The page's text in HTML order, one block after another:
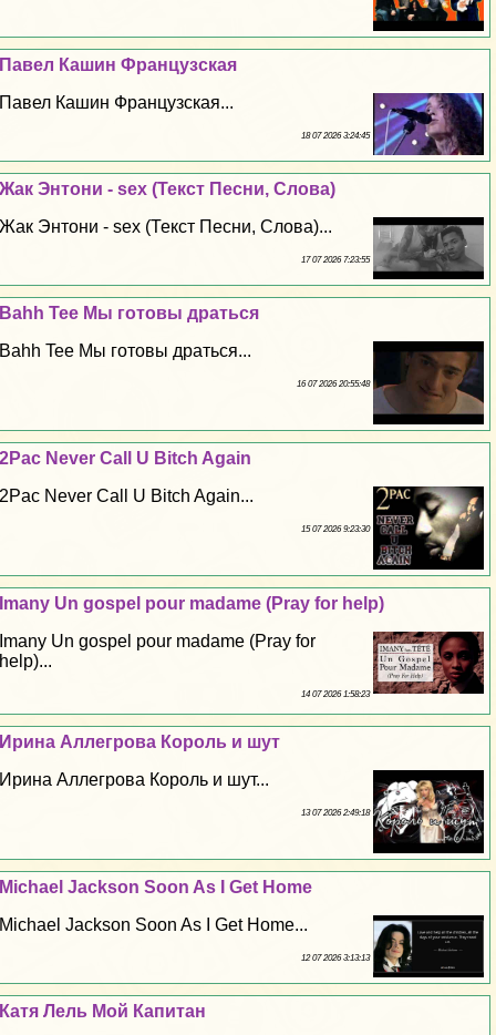
Павел Кашин Французская
Павел Кашин Французская...
18 07 2026 3:24:45
Жак Энтони - sех (Текст Песни, Слова)
Жак Энтони - sех (Текст Песни, Слова)...
17 07 2026 7:23:55
Bahh Tee Мы готовы драться
Bahh Tee Мы готовы драться...
16 07 2026 20:55:48
2Pac Never Call U Bitch Again
2Pac Never Call U Bitch Again...
15 07 2026 9:23:30
Imany Un gospel pour madame (Pray for help)
Imany Un gospel pour madame (Pray for
help)...
14 07 2026 1:58:23
Ирина Аллегрова Король и шут
Ирина Аллегрова Король и шут...
13 07 2026 2:49:18
Michael Jackson Soon As I Get Home
Michael Jackson Soon As I Get Home...
12 07 2026 3:13:13
Катя Лель Мой Капитан